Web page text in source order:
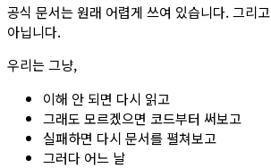
공식 문서는 원래 어렵게 쓰여 있습니다. 그리
아닙니다.
우리는 그냥,
이해 안 되면 다시 읽고
그래도 모르겠으면 코드부터 써보고
실패하면 다시 문서를 펼쳐보고
그러다 어느 날